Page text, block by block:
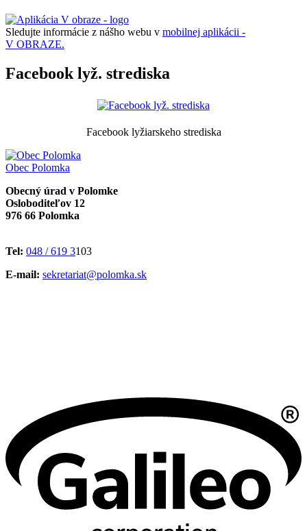
Sledujte informácie z nášho webu v mobilnej aplikácii -
V OBRAZE.
Facebook lyž. strediska
Facebook lyžiarskeho strediska
Obec Polomka
Obecný úrad v Polomke
Osloboditeľov 12
976 66 Polomka
Tel: 048 / 619 3103
E-mail: sekretariat@polomka.sk